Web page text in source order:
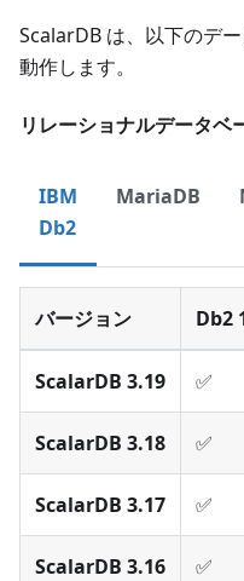
ScalarDB は、以下のデ
動作します。
リレーショナルデータベ
IBM
Db2
MariaDB
バージョン Db2
ScalarDB 3.19 ✅
ScalarDB 3.18 ✅
ScalarDB 3.17 ✅
ScalarDB 3.16 ✅